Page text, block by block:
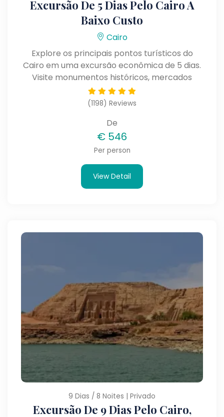
Excursão De 5 Dias Pelo Cairo A
Baixo Custo
Cairo
Explore os principais pontos turísticos do
Cairo em uma excursão econômica de 5 dias.
Visite monumentos históricos, mercados
tradicionais e atrações icônicas enquanto
aproveita uma viagem confortável e
(1198) Reviews
De
€ 546
Per person
View Detail
9 Dias / 8 Noites | Privado
Excursão De 9 Dias Pelo Cairo,